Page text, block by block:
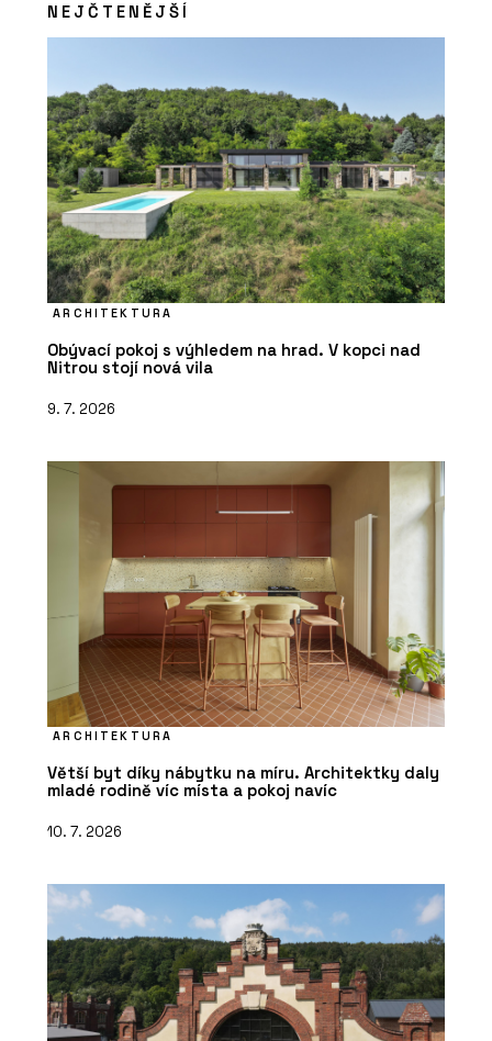
NEJČTENĚJŠÍ
ARCHITEKTURA
Obývací pokoj s výhledem na hrad. V kopci nad
Nitrou stojí nová vila
9. 7. 2026
ARCHITEKTURA
Větší byt díky nábytku na míru. Architektky daly
mladé rodině víc místa a pokoj navíc
10. 7. 2026